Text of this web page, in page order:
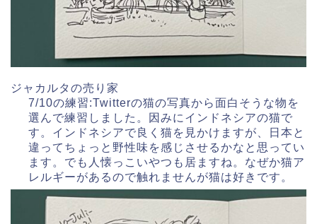
ジャカルタの売り家
7/10の練習:Twitterの猫の写真から面白そうな物を
選んで練習しました。因みにインドネシアの猫で
す。インドネシアで良く猫を見かけますが、日本と
違ってちょっと野性味を感じさせるかなと思ってい
ます。でも人懐っこいやつも居ますね。なぜか猫ア
レルギーがあるので触れませんが猫は好きです。